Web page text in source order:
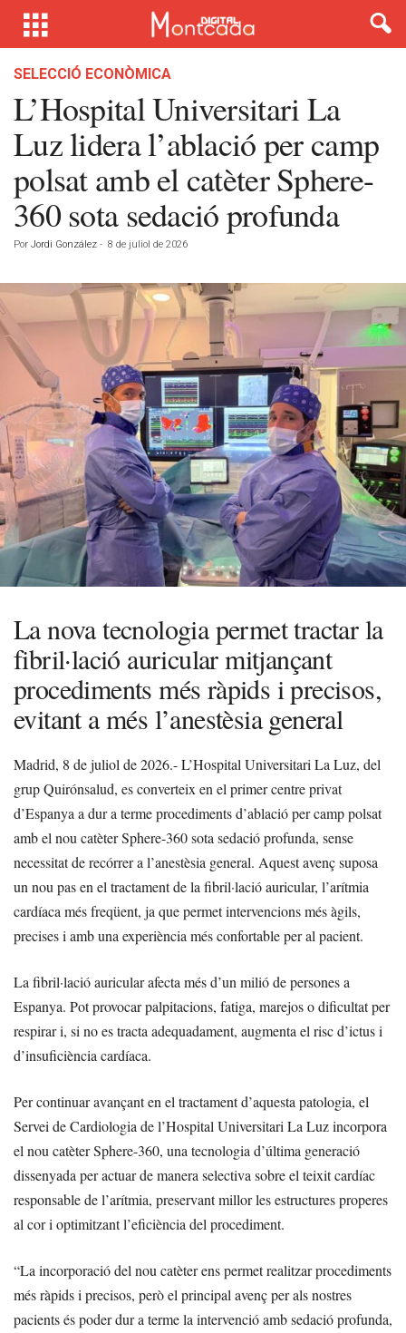
SELECCIÓ ECONÒMICA
L’Hospital Universitari La
Luz lidera l’ablació per camp
polsat amb el catèter Sphere-
360 sota sedació profunda
Por Jordi González - 8 de juliol de 2026
La nova tecnologia permet tractar la
fibril·lació auricular mitjançant
procediments més ràpids i precisos,
evitant a més l’anestèsia general
Madrid, 8 de juliol de 2026.- L’Hospital Universitari La Luz, del
grup Quirónsalud, es converteix en el primer centre privat
d’Espanya a dur a terme procediments d’ablació per camp polsat
amb el nou catèter Sphere-360 sota sedació profunda, sense
necessitat de recórrer a l’anestèsia general. Aquest avenç suposa
un nou pas en el tractament de la fibril·lació auricular, l’arítmia
cardíaca més freqüent, ja que permet intervencions més àgils,
precises i amb una experiència més confortable per al pacient.
La fibril·lació auricular afecta més d’un milió de persones a
Espanya. Pot provocar palpitacions, fatiga, marejos o dificultat per
respirar i, si no es tracta adequadament, augmenta el risc d’ictus i
d’insuficiència cardíaca.
Per continuar avançant en el tractament d’aquesta patologia, el
Servei de Cardiologia de l’Hospital Universitari La Luz incorpora
el nou catèter Sphere-360, una tecnologia d’última generació
dissenyada per actuar de manera selectiva sobre el teixit cardíac
responsable de l’arítmia, preservant millor les estructures properes
al cor i optimitzant l’eficiència del procediment.
“La incorporació del nou catèter ens permet realitzar procediments
més ràpids i precisos, però el principal avenç per als nostres
pacients és poder dur a terme la intervenció amb sedació profunda,